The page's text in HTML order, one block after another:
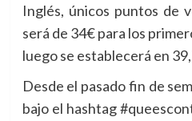
Inglés, únicos puntos de
será de 34€ para los
luego se establecerá en
Desde el pasado fin de
bajo el hashtag